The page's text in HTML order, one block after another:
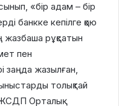
«бір адам – бір
банкке кепілге қою
рұқсатын
пен
заңда жазылған,
толықтай
Орталық